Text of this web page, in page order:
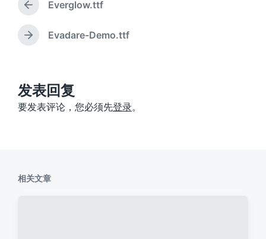
上
篇
文
章
Everglow.ttf
下
：
Evadare-Demo.ttf
发表回复
要发表评论，您必须先登录。
相关文章